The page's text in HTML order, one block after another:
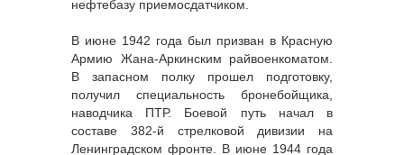
нефтебазу приемосдатчиком.
В июне 1942 года был призван в Красную
Армию Жана-Аркинским райвоенкоматом.
В запасном полку прошел подготовку,
получил специальность бронебойщика,
наводчика ПТР. Боевой путь начал в
составе 382-й стрелковой дивизии на
Ленинградском фронте. В июне 1944 года